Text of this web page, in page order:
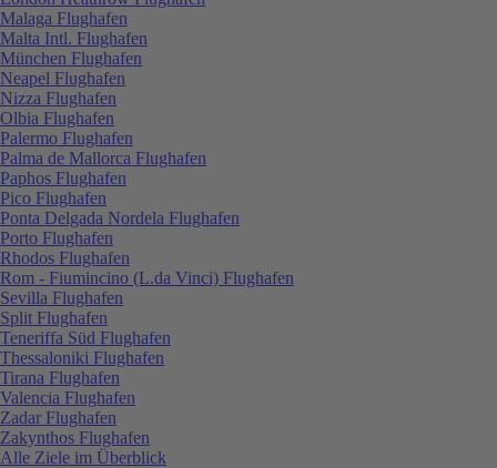
Malaga Flughafen
Malta Intl. Flughafen
München Flughafen
Neapel Flughafen
Nizza Flughafen
Olbia Flughafen
Palermo Flughafen
Palma de Mallorca Flughafen
Paphos Flughafen
Pico Flughafen
Ponta Delgada Nordela Flughafen
Porto Flughafen
Rhodos Flughafen
Rom - Fiumincino (L.da Vinci) Flughafen
Sevilla Flughafen
Split Flughafen
Teneriffa Süd Flughafen
Thessaloniki Flughafen
Tirana Flughafen
Valencia Flughafen
Zadar Flughafen
Zakynthos Flughafen
Alle Ziele im Überblick